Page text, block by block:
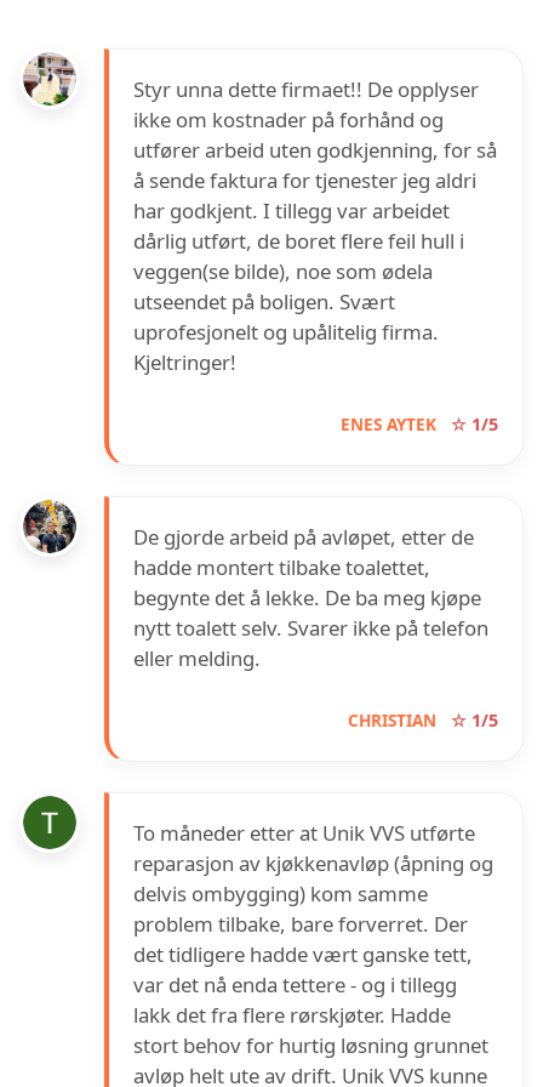
Styr unna dette firmaet!! De opplyser
ikke om kostnader på forhånd og
utfører arbeid uten godkjenning, for så
å sende faktura for tjenester jeg aldri
har godkjent. I tillegg var arbeidet
dårlig utført, de boret flere feil hull i
veggen(se bilde), noe som ødela
utseendet på boligen. Svært
uprofesjonelt og upålitelig firma.
Kjeltringer!
ENES AYTEK ☆ 1/5
De gjorde arbeid på avløpet, etter de
hadde montert tilbake toalettet,
begynte det å lekke. De ba meg kjøpe
nytt toalett selv. Svarer ikke på telefon
eller melding.
CHRISTIAN ☆ 1/5
To måneder etter at Unik VVS utførte
reparasjon av kjøkkenavløp (åpning og
delvis ombygging) kom samme
problem tilbake, bare forverret. Der
det tidligere hadde vært ganske tett,
var det nå enda tettere - og i tillegg
lakk det fra flere rørskjøter. Hadde
stort behov for hurtig løsning grunnet
avløp helt ute av drift. Unik VVS kunne